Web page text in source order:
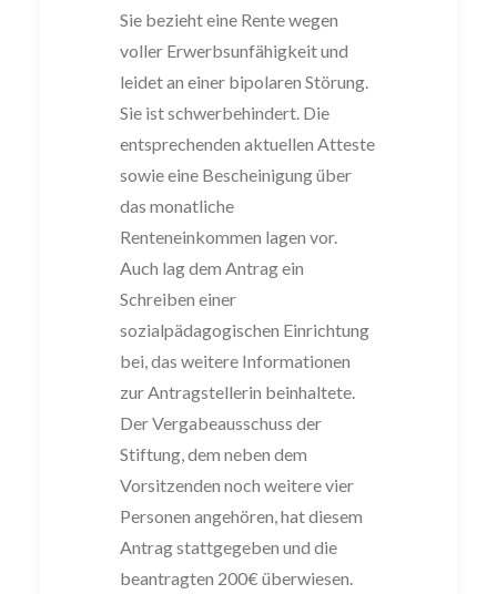
Sie bezieht eine Rente wegen
voller Erwerbsunfähigkeit und
leidet an einer bipolaren Störung.
Sie ist schwerbehindert. Die
entsprechenden aktuellen Atteste
sowie eine Bescheinigung über
das monatliche
Renteneinkommen lagen vor.
Auch lag dem Antrag ein
Schreiben einer
sozialpädagogischen Einrichtung
bei, das weitere Informationen
zur Antragstellerin beinhaltete.
Der Vergabeausschuss der
Stiftung, dem neben dem
Vorsitzenden noch weitere vier
Personen angehören, hat diesem
Antrag stattgegeben und die
beantragten 200€ überwiesen.